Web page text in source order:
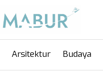
Arsitektur Budaya